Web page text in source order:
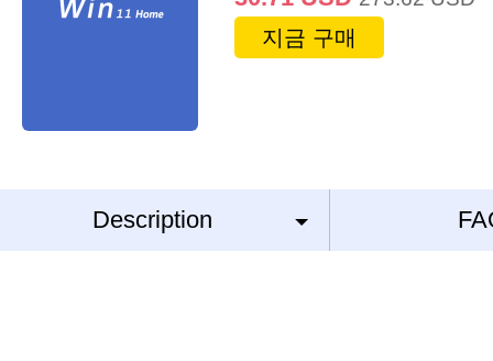
지금 구매
Description